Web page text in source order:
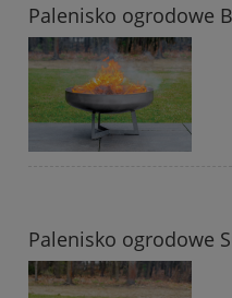
Palenisko ogrodowe
Palenisko ogrodowe